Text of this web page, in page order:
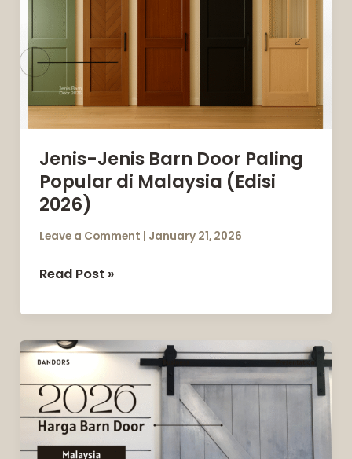
Jenis-Jenis Barn Door Paling
Popular di Malaysia (Edisi
2026)
Leave a Comment January 21, 2026
Paling
Popular
di
Malaysia
(Edisi
2026)
Read Post »
Harga
Barn
Door
Malaysia
2026